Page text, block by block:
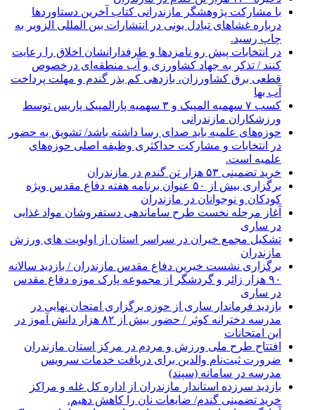
با مشارکت پژوهشگر مازندرانی كتاب آخرین دستاوردها
درباره غشاهای تبادل یونی در انتشارات بین المللی الزویر به
چاپ رسید.
در انتخابات پیش رو نامزدها و طرفدارانشان اخلاق را رعایت
کنند / تذکر به جهاد کشاورزی و آب منطقه‌ای درخصوص
قطعی برق کشاورزان، بازدهی کم بذر گندم و مهلت پرداخت
آب بها
کسب ۷ سهمیه المپیک و ۳ سهمیه پارالمپیک پاریس توسط
ورزشکاران مازندرانی
حوزه‌های علمیه باید صدای رسا داشته باشد/ تشویق به حضور
در انتخابات و مشارکت حداکثری وظیفه اصلی حوزه‌های
علمیه است.
خرید تضمینی ۵۳ هزار تن گندم در مازندران
برگزاری بیش از ۵۰ عنوان برنامه هفته دفاع مقدس ویژه
کودکان و نوجوانان در مازندران
آغاز مرحله نخست طرح ساماندهی دستفروشان مواد غذایی
در ساری
تشکیل مجمع خیران در سراسر استان از اولویت های ورزش
مازندران
برگزاری نشست خیرین دفاع مقدس مازندران / بازدید سالانه
۹۰ هزار زائر و گردشگر از مجموعه پارک موزه دفاع مقدس
در ساری
بازدید فرماندار ساری از حوزه برگزاری امتحان نهایی در
مدرسه دخترانه کوثر / حضور بیش از ۸۲ هزار دانش آموز در
این امتحانات
افتتاح طرح ملی ورزش و مردم در مرکز استان مازندران
ضرورت ثبت‌نام والدین برای دریافت خدمات سرویس
مدرسه در سامانه (سپند)
بازدید سرزده استاندار مازندران از اداره کل غله و مراکز
خرید تضمینی گندم/ ضایعات نان را کاهش دهیم.